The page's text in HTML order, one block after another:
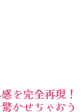
を完全再現！
かせちゃおう